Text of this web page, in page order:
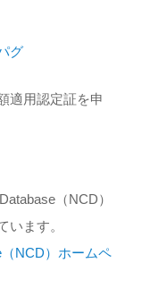
グ
適用認定証を申
（NCD）
います。
NCD）ホームペ